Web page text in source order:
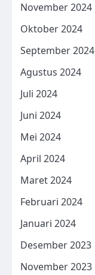
November 2024
Oktober 2024
September 2024
Agustus 2024
Juli 2024
Juni 2024
Mei 2024
April 2024
Maret 2024
Februari 2024
Januari 2024
Desember 2023
November 2023